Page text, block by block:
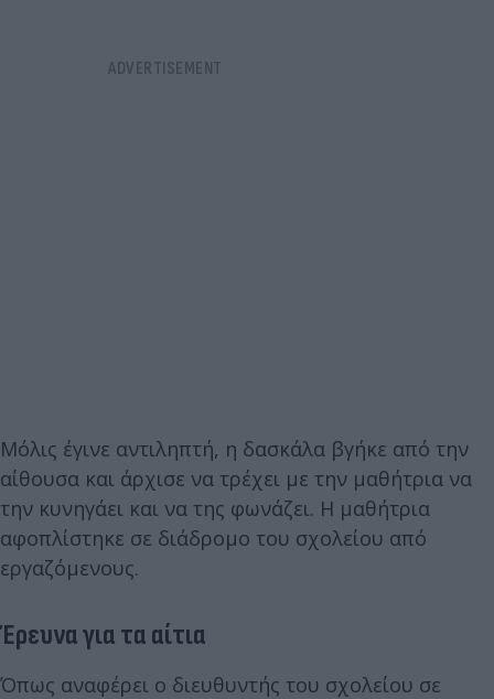
Μόλις έγινε αντιληπτή, η δασκάλα βγήκε από την
αίθουσα και άρχισε να τρέχει με την μαθήτρια να
την κυνηγάει και να της φωνάζει. Η μαθήτρια
αφοπλίστηκε σε διάδρομο του σχολείου από
εργαζόμενους.
Έρευνα για τα αίτια
Όπως αναφέρει ο διευθυντής του σχολείου σε